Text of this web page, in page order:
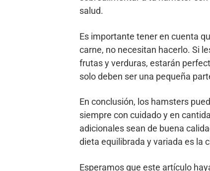
salud.
Es importante tener en cuenta
carne, no necesitan hacerlo. Si
frutas y verduras, estarán
solo deben ser una pequeña
En conclusión, los hamsters
siempre con cuidado y en
adicionales sean de buena
dieta equilibrada y variada es la
Esperamos que este artículo